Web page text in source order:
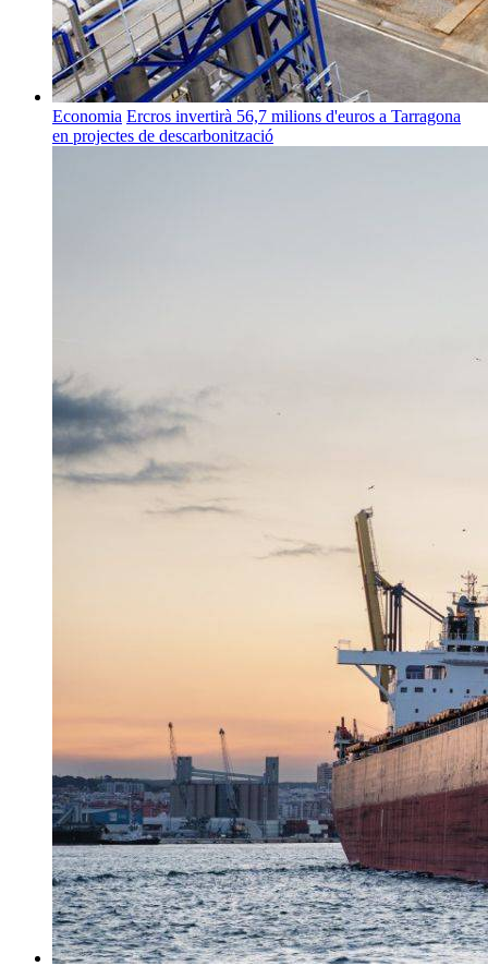
Economia Ercros invertirà 56,7 milions d'euros a Tarragona
en projectes de descarbonització